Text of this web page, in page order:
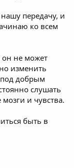
передачу, и
ко всем
он не может
изменить
под добрым
слушать
и чувства.
быть в